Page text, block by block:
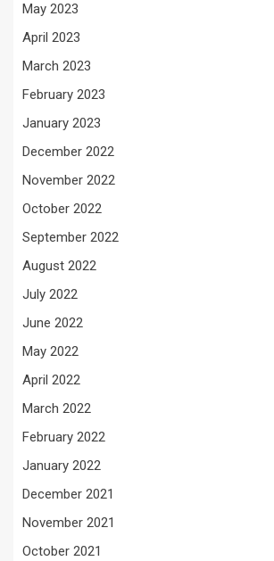
May 2023
April 2023
March 2023
February 2023
January 2023
December 2022
November 2022
October 2022
September 2022
August 2022
July 2022
June 2022
May 2022
April 2022
March 2022
February 2022
January 2022
December 2021
November 2021
October 2021